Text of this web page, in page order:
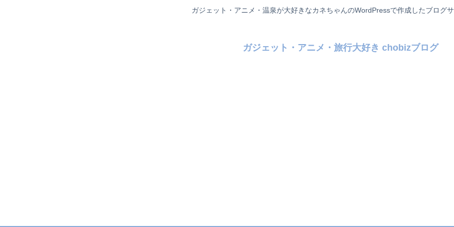
ガジェット・アニメ・温泉が大好きなカネちゃんのWordPressで作成したブログサ
ガジェット・アニメ・旅行大好き chobizブログ